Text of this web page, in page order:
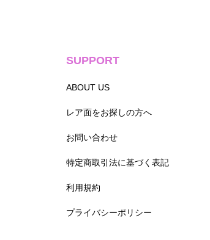
SUPPORT
ABOUT US
レア面をお探しの方へ
お問い合わせ
特定商取引法に基づく表記
利用規約
プライバシーポリシー